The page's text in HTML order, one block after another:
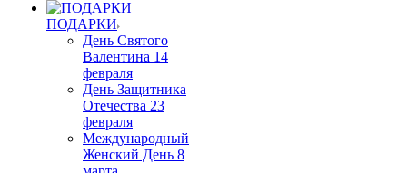
ПОДАРКИ
День Святого
Валентина 14
февраля
День Защитника
Отечества 23
февраля
Международный
Женский День 8